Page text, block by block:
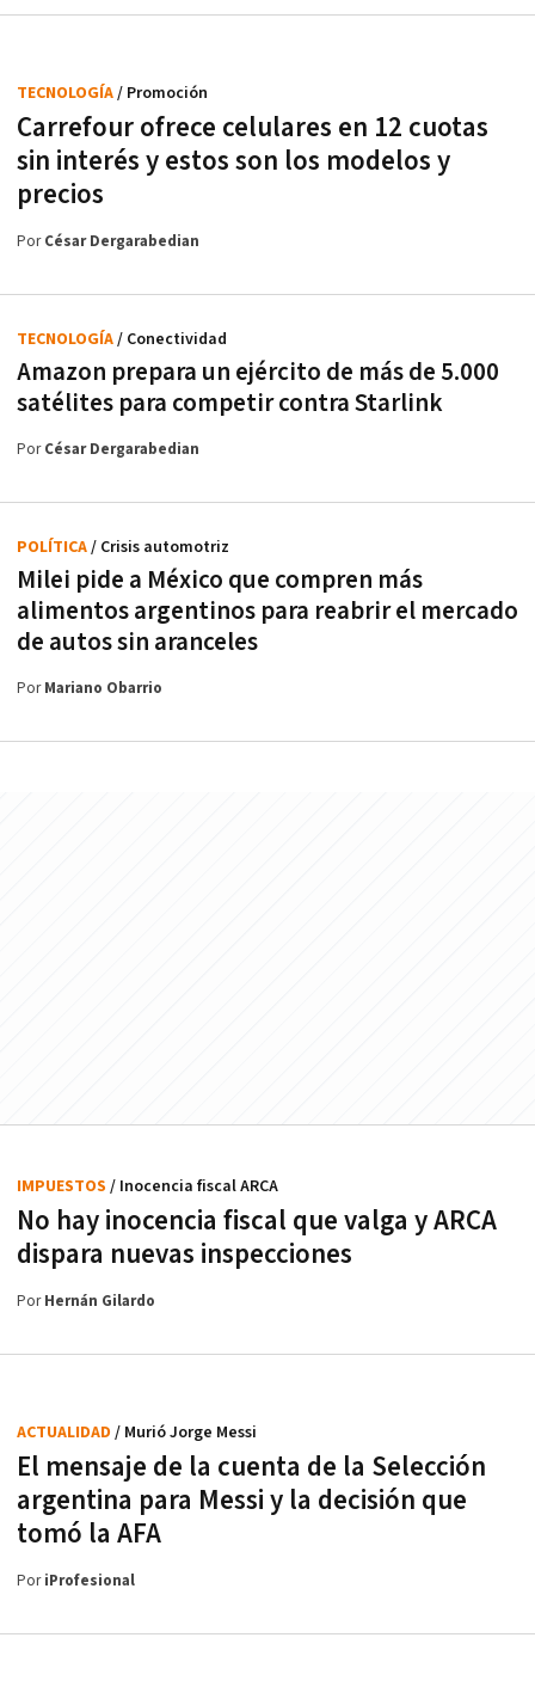
Carrefour ofrece celulares en 12 cuotas
sin interés y estos son los modelos y
precios
TECNOLOGÍA/ Promoción
PorCésar Dergarabedian
Amazon prepara un ejército de más de 5.000
satélites para competir contra Starlink
TECNOLOGÍA/ Conectividad
PorCésar Dergarabedian
Milei pide a México que compren más
alimentos argentinos para reabrir el mercado
de autos sin aranceles
POLÍTICA/ Crisis automotriz
PorMariano Obarrio
No hay inocencia fiscal que valga y ARCA
dispara nuevas inspecciones
IMPUESTOS / Inocencia fiscal ARCA
PorHernán Gilardo
El mensaje de la cuenta de la Selección
argentina para Messi y la decisión que
tomó la AFA
ACTUALIDAD / Murió Jorge Messi
PoriProfesional